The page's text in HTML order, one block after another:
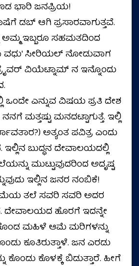
ಭಾರಿ ಜನಪ್ರಿಯ!
ಡಬ್ ಆಗಿ ಪ್ರಸಾರವಾಗುತ್ತವೆ.
ಅಮ್ಮ ಇಬ್ಬರೂ ಸಹಮತದಿಂದ
ವಧು' ಸೀರಿಯಲ್ ನೋಡುವಾಗ
ವಿಯೆಟ್ನಾಮ್ ನ ಇನ್ನೊಂದು
ಒಂದೇ ಎನ್ನುವ ವಿಷಯ ಪ್ರತಿ ದೇಶ
ಮತ್ತಷ್ಟು ಮನದಟ್ಟಾಗುತ್ತೆ. ಇಲ್ಲಿ
ಅತ್ಯಂತ ಪವಿತ್ರ ಎಂದು
ಇಲ್ಲಿನ ಬುದ್ಧನ ದೇವಾಲಯದಲ್ಲಿ
ಮುಟ್ಟುವುದರಿಂದ ಅದೃಷ್ಟ
ಇಲ್ಲಿನ ಜನರ ನಂಬಿಕೆ!
ತಲೆ ಸವರಿ ಸವರಿ ಅದರ
ದೇವಾಲಯದ ಹೊರಗೆ ಇದನ್ನೇ
ಮಹಿಳೆ ಆಮೆ ಮರಿಗಳನ್ನು
ಕೂತಿರುತ್ತಾಳೆ. ಜನ ಎರಡು
ಕೊಂಡು ಕೊಳಕ್ಕೆ ಬಿಡುತ್ತಾರೆ. ಹೀಗೆ